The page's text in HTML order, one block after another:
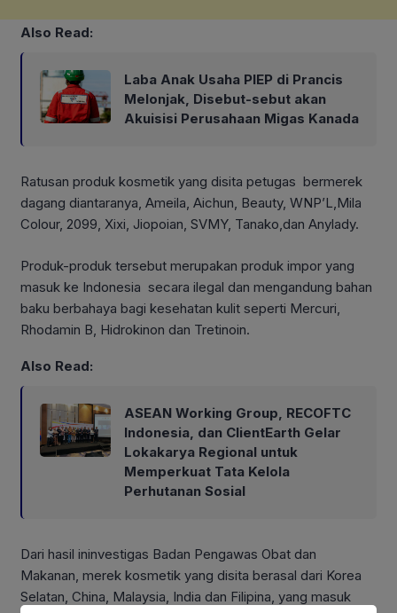
Also Read:
Laba Anak Usaha PIEP di Prancis
Melonjak, Disebut-sebut akan
Akuisisi Perusahaan Migas Kanada
Ratusan produk kosmetik yang disita petugas bermerek
dagang diantaranya, Ameila, Aichun, Beauty, WNP’L,Mila
Colour, 2099, Xixi, Jiopoian, SVMY, Tanako,dan Anylady.
Produk-produk tersebut merupakan produk impor yang
masuk ke Indonesia secara ilegal dan mengandung bahan
baku berbahaya bagi kesehatan kulit seperti Mercuri,
Rhodamin B, Hidrokinon dan Tretinoin.
Also Read:
ASEAN Working Group, RECOFTC
Indonesia, dan ClientEarth Gelar
Lokakarya Regional untuk
Memperkuat Tata Kelola
Perhutanan Sosial
Dari hasil ininvestigas Badan Pengawas Obat dan
Makanan, merek kosmetik yang disita berasal dari Korea
Selatan, China, Malaysia, India dan Filipina, yang masuk